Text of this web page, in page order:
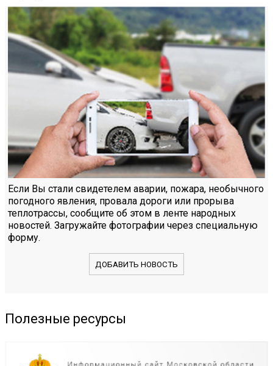
Если Вы стали свидетелем аварии, пожара, необычного
погодного явления, провала дороги или прорыва
теплотрассы, сообщите об этом в ленте народных
новостей. Загружайте фотографии через специальную
форму.
ДОБАВИТЬ НОВОСТЬ
Полезные ресурсы